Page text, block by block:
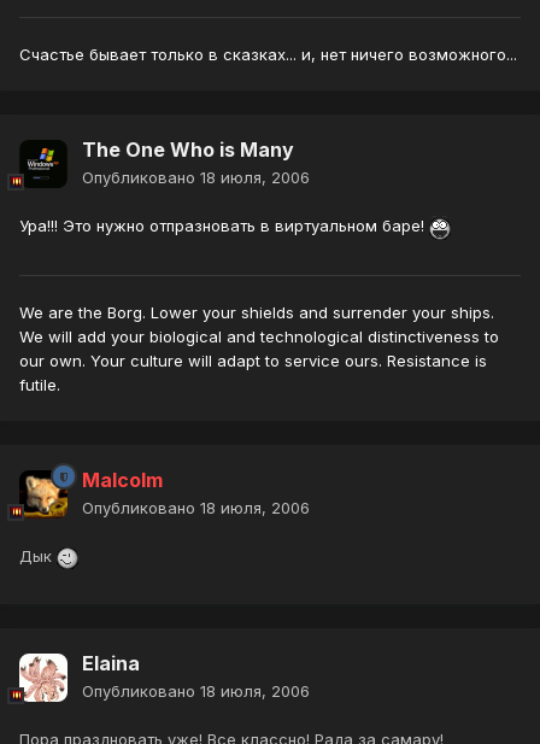
Счастье бывает только в сказках... и, нет ничего возможного...
The One Who is Many
Опубликовано 18 июля, 2006
Ура!!! Это нужно отпразновать в виртуальном баре!
We are the Borg. Lower your shields and surrender your ships.
We will add your biological and technological distinctiveness to
our own. Your culture will adapt to service ours. Resistance is
futile.
Malcolm
Опубликовано 18 июля, 2006
Дык
Elaina
Опубликовано 18 июля, 2006
Пора праздновать уже! Все классно! Рада за самару!